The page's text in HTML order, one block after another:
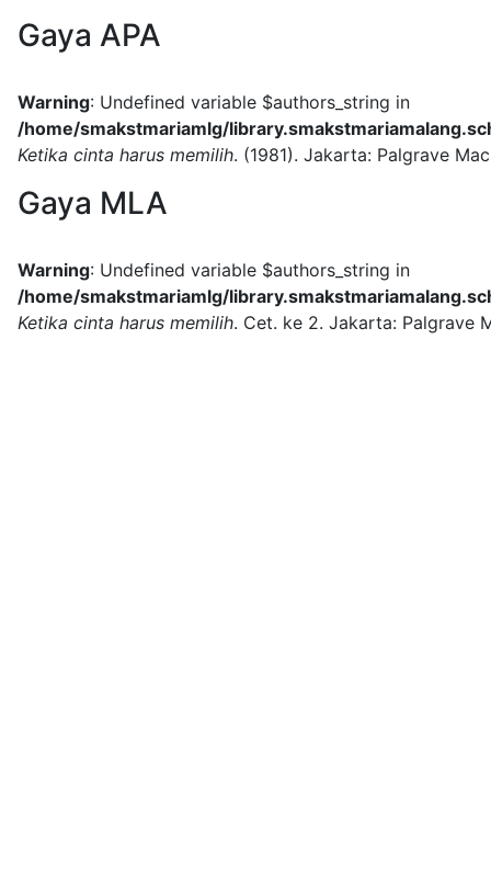
Gaya APA
Warning: Undefined variable $authors_string in
/home/smakstmariamlg/
Ketika cinta harus memilih. (1981). Jakarta: Palgrave
Gaya MLA
Warning: Undefined variable $authors_string in
/home/smakstmariamlg/
Ketika cinta harus memilih. Cet. ke 2. Jakarta: Palgrave